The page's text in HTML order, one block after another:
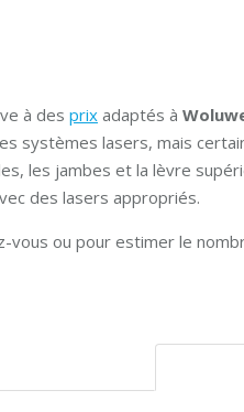
à des prix adaptés à
systèmes lasers, mais
les jambes et la lèvre
des lasers appropriés.
vous ou pour estimer le